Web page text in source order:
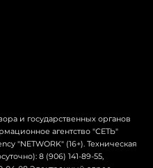
и государственных органов
агентство "СЕТЬ"
"NETWORK" (16+). Техническая
8 (906) 141-89-55,